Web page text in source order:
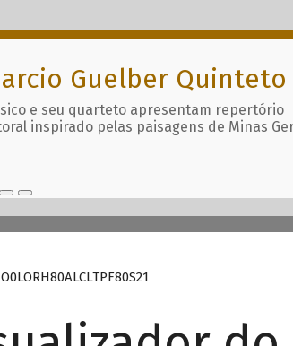
Guelber Quinteto
e seu quarteto apresentam repertório
inspirado pelas paisagens de Minas